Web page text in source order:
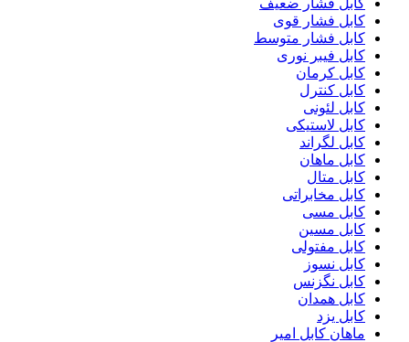
کابل فشار قوی
کابل فشار متوسط
کابل فیبر نوری
کابل کرمان
کابل کنترل
کابل لئونی
کابل لاستیکی
کابل لگراند
کابل ماهان
کابل متال
کابل مخابراتی
کابل مسی
کابل مسین
کابل مفتولی
کابل نسوز
کابل نگزنس
کابل همدان
کابل یزد
ماهان کابل امیر